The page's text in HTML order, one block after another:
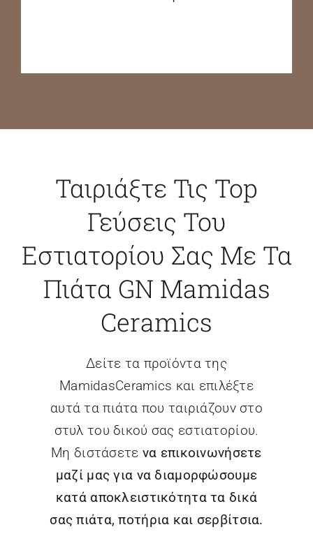
Ταιριάξτε Τις Top
Γεύσεις Του
Εστιατορίου Σας Με Τα
Πιάτα GN Mamidas
Ceramics
Δείτε τα προϊόντα της
MamidasCeramics και επιλέξτε
αυτά τα πιάτα που ταιριάζουν στο
στυλ του δικού σας εστιατορίου.
Μη διστάσετε να επικοινωνήσετε
μαζί μας για να διαμορφώσουμε
κατά αποκλειστικότητα τα δικά
σας πιάτα, ποτήρια και σερβίτσια.